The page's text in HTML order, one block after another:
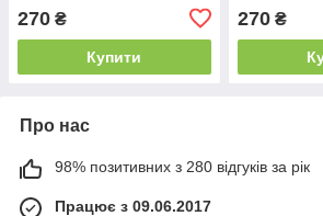
270 ₴
Купити
270₴
Про нас
98% позитивних з 280 відгуків за рік
Працює з 09.06.2017